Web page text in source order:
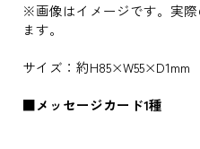
※画像はイメージです。実
ます。
サイズ：約H85×W55×D1mm
■メッセージカード1種